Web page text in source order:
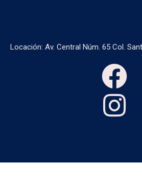
Locación: Av. Central Núm. 65 Col.